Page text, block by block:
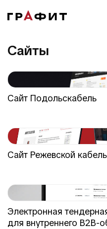
Сайты
Сайт Подольскабель
Сайт Режевской
Электронная
для внутреннего B2B-